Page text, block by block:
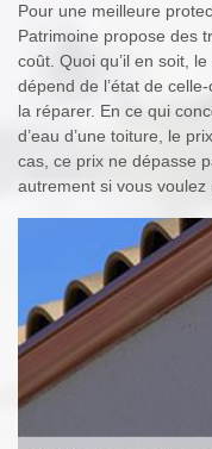
Pour une meilleure
Patrimoine propose des
coût. Quoi qu’il en soit,
dépend de l’état de
la réparer. En ce qui
d’eau d’une toiture, le
cas, ce prix ne dépasse
autrement si vous voulez